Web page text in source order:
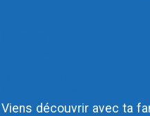
Viens découvrir avec ta